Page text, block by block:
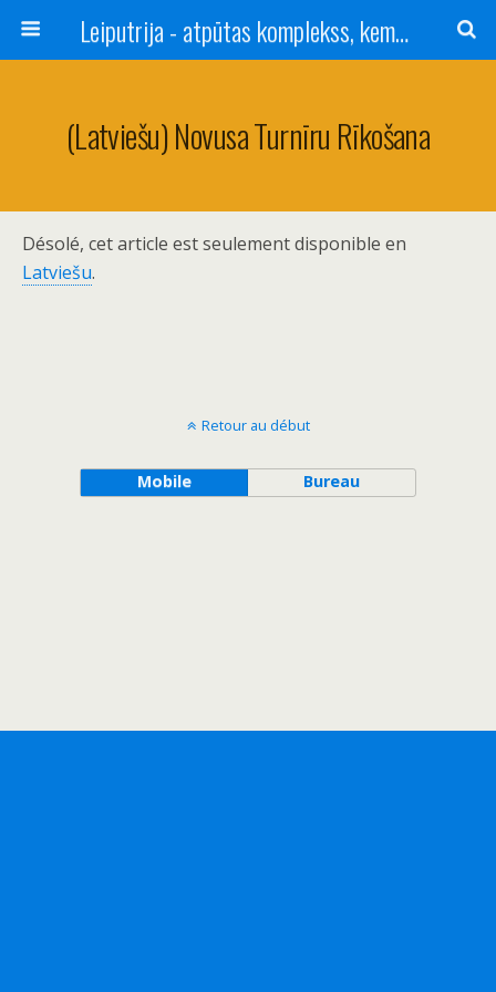
Leiputrija - atpūtas komplekss, kempings, viesu nams pie Rīgas / Camping, caravan site, bed and breakfast near Riga / Camping, caravanas, bungalows Letonia / Campingplatz, Caravanpark, Zimmer in Lettland / Kемпинг и гостевой дом к Риги
(Latviešu) Novusa Turnīru Rīkošana
Désolé, cet article est seulement disponible en
Latviešu.
Retour au début
Mobile Bureau